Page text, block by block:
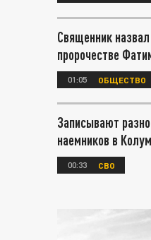
Священник
пророчестве
01:05 ОБЩЕСТВО
Записывают
наемников в
00:33 СВО